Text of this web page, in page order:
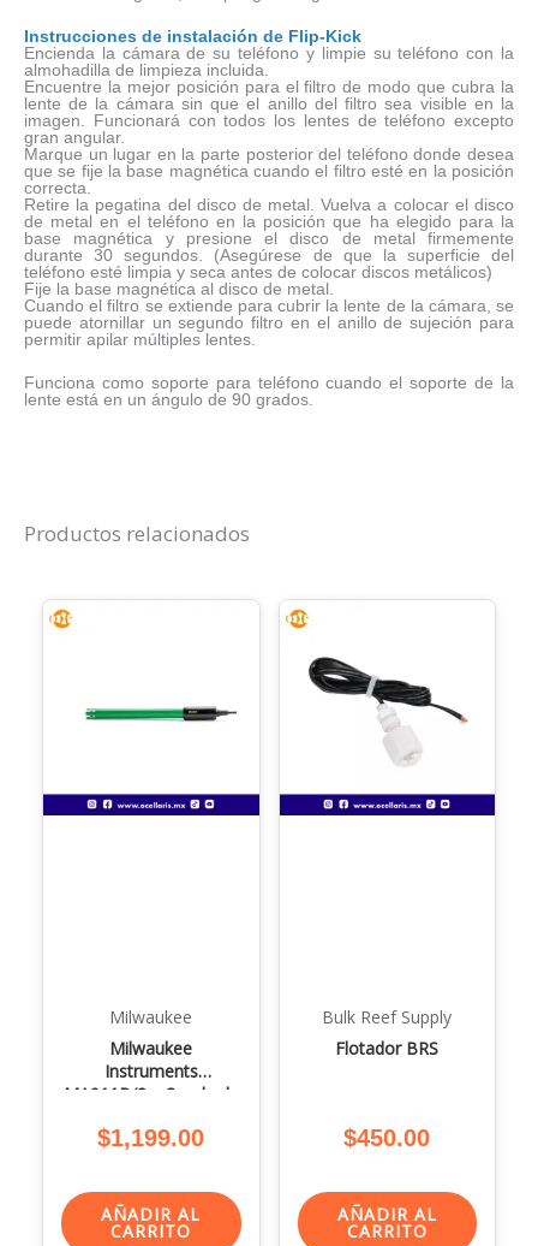
Instrucciones de instalación de Flip-Kick
Encienda la cámara de su teléfono y limpie su teléfono con la
almohadilla de limpieza incluida.
Encuentre la mejor posición para el filtro de modo que cubra la
lente de la cámara sin que el anillo del filtro sea visible en la
imagen. Funcionará con todos los lentes de teléfono excepto
gran angular.
Marque un lugar en la parte posterior del teléfono donde desea
que se fije la base magnética cuando el filtro esté en la posición
correcta.
Retire la pegatina del disco de metal. Vuelva a colocar el disco
de metal en el teléfono en la posición que ha elegido para la
base magnética y presione el disco de metal firmemente
durante 30 segundos. (Asegúrese de que la superficie del
teléfono esté limpia y seca antes de colocar discos metálicos)
Fije la base magnética al disco de metal.
Cuando el filtro se extiende para cubrir la lente de la cámara, se
puede atornillar un segundo filtro en el anillo de sujeción para
permitir apilar múltiples lentes.
Funciona como soporte para teléfono cuando el soporte de la
lente está en un ángulo de 90 grados.
Productos relacionados
Milwaukee
Milwaukee
Instruments
MA911B/2 – Sonda de
$1,199.00
AÑADIR AL
CARRITO
Bulk Reef Supply
Flotador BRS
$450.00
AÑADIR AL
CARRITO